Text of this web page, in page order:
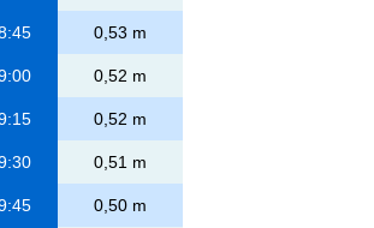
0,53 m
0,52 m
0,52 m
0,51 m
0,50 m